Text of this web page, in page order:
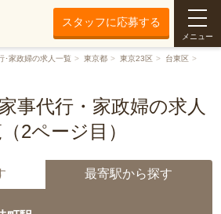
スタッフに応募する
メニュー
･家政婦の求人一覧 東京都 東京23区
台東区
事代行・家政婦の求人
2ページ目）
最寄駅から探す